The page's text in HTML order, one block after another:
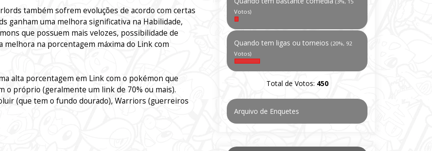
também sofrem evoluções de acordo com certas
ganham uma melhora significativa na Habilidade,
que possuem mais velozes, possibilidade de
na porcentagem máxima do Link com
alta porcentagem em Link com o pokémon que
o próprio (geralmente um link de 70% ou mais).
(que tem o fundo dourado), Warriors (guerreiros
Votos)
Quando tem ligas ou torneios (20%, 92
Votos)
Total de Votos: 450
Arquivo de Enquetes